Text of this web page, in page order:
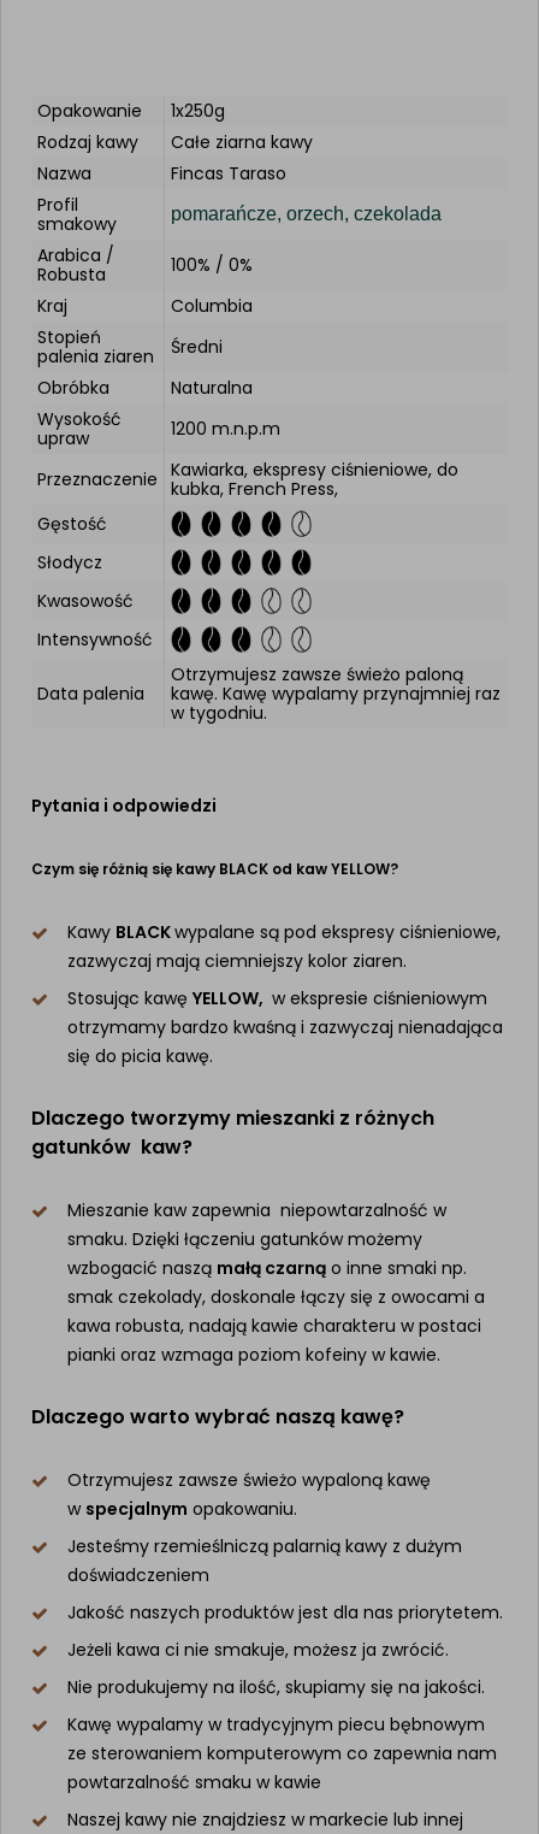
Opakowanie
1x250g
Rodzaj kawy
Całe ziarna kawy
Nazwa
Fincas Taraso
Profil
smakowy
pomarańcze, orzech, czekolada
Arabica /
Robusta
100% / 0%
Kraj
Columbia
Stopień
palenia ziaren
Średni
Obróbka
Naturalna
Wysokość
upraw
1200 m.n.p.m
Przeznaczenie Kawiarka, ekspresy ciśnieniowe, do
kubka, French Press,
Gęstość
Słodycz
Kwasowość
Intensywność
Data palenia
Otrzymujesz zawsze świeżo paloną
kawę. Kawę wypalamy przynajmniej raz
w tygodniu.
Pytania i odpowiedzi
Czym się różnią się kawy BLACK od kaw YELLOW?
Kawy BLACKwypalane są pod ekspresy ciśnieniowe,
zazwyczaj mają ciemniejszy kolor ziaren.
Stosując kawę YELLOW, w ekspresie ciśnieniowym
otrzymamy bardzo kwaśną i zazwyczaj nienadająca
się do picia kawę.
Dlaczego tworzymy mieszanki z różnych
gatunków kaw?
Mieszanie kaw zapewnia niepowtarzalność w
smaku. Dzięki łączeniu gatunków możemy
wzbogacić naszą małą czarną o inne smaki np.
smak czekolady, doskonale łączy się z owocami a
kawa robusta, nadają kawie charakteru w postaci
pianki oraz wzmaga poziom kofeiny w kawie.
Dlaczego warto wybrać naszą kawę?
Otrzymujesz zawsze świeżo wypaloną kawę
w specjalnym opakowaniu.
Jesteśmy rzemieślniczą palarnią kawy z dużym
doświadczeniem
Jakość naszych produktów jest dla nas priorytetem.
Jeżeli kawa ci nie smakuje, możesz ja zwrócić.
Nie produkujemy na ilość, skupiamy się na jakości.
Kawę wypalamy w tradycyjnym piecu bębnowym
ze sterowaniem komputerowym co zapewnia nam
powtarzalność smaku w kawie
Naszej kawy nie znajdziesz w markecie lub innej